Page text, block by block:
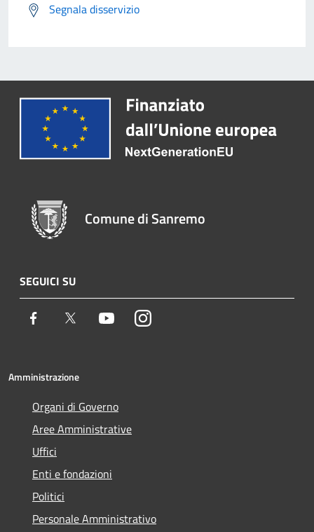
Segnala disservizio
Comune di Sanremo
SEGUICI SU
Facebook Twitter YoutubeInstagram
Amministrazione
Organi di Governo
Aree Amministrative
Uffici
Enti e fondazioni
Politici
Personale Amministrativo